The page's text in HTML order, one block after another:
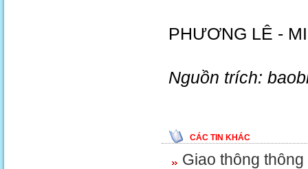
PHƯƠNG LÊ -
Nguồn trích:
CÁC TIN KHÁC
Giao thông